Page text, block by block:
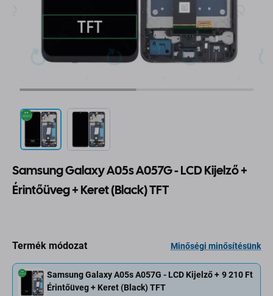
Samsung Galaxy A05s A057G - LCD Kijelző +
Érintőüveg + Keret (Black) TFT
Termék módozat Minőségi minősítésünk
Samsung Galaxy A05s A057G - LCD Kijelző +
Érintőüveg + Keret (Black) TFT
9 210 Ft